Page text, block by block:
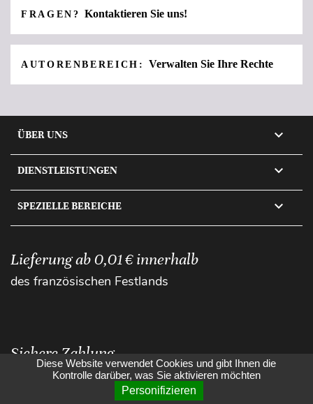
FRAGEN?Kontaktieren Sie uns!
AUTORENBEREICH: Verwalten Sie Ihre Rechte
ÜBER UNS 
DIENSTLEISTUNGEN 
SPEZIELLE BEREICHE 
Lieferung ab 0,01 € innerhalb
des französischen Festlands
Sichere Zahlung
Diese Website verwendet Cookies und gibt Ihnen die
Kontrolle darüber, was Sie aktivieren möchten
Personifizieren